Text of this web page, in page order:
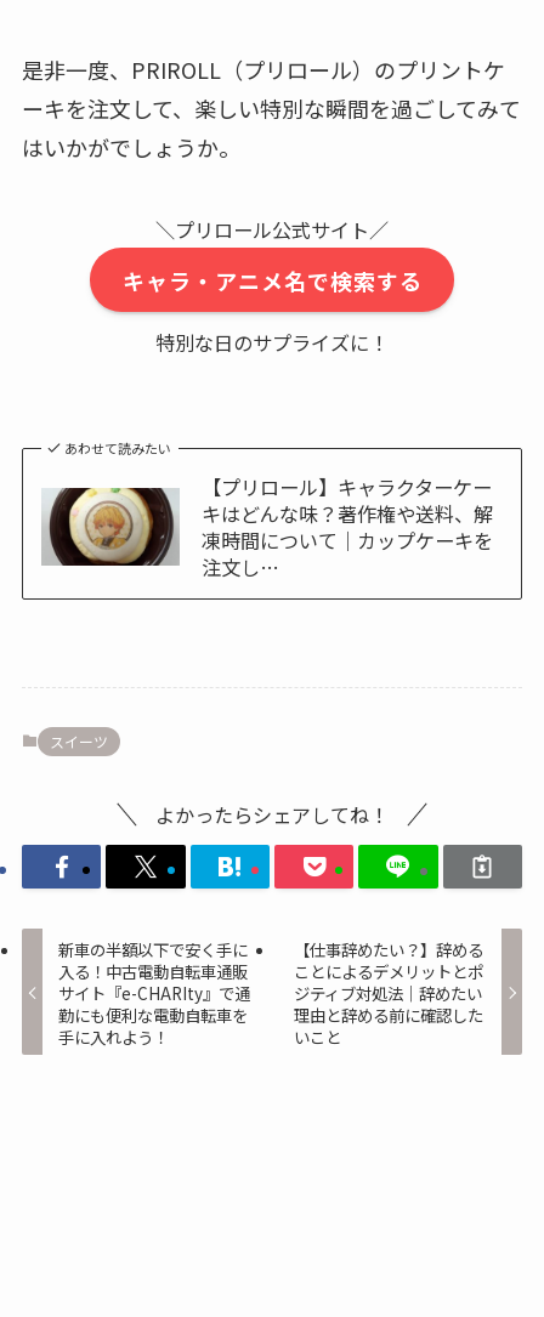
是非一度、 PRIROLL（プリロール）のプリントケ
ーキを注文して、楽しい特別な瞬間を過ごしてみて
はいかがでしょうか。
＼プリロール公式サイト／
キャラ・アニメ名で検索する
特別な日のサプライズに！
あわせて読みたい
【プリロール】キャラクターケー
キはどんな味？著作権や送料、解
凍時間について｜カップケーキを
注文し…
スイーツ
よかったらシェアしてね！
新車の半額以下で安く手に
入る！中古電動自転車通販
サイト『e-CHARIty』で通
勤にも便利な電動自転車を
手に入れよう！
【仕事辞めたい？】辞める
ことによるデメリットとポ
ジティブ対処法｜辞めたい
理由と辞める前に確認した
いこと